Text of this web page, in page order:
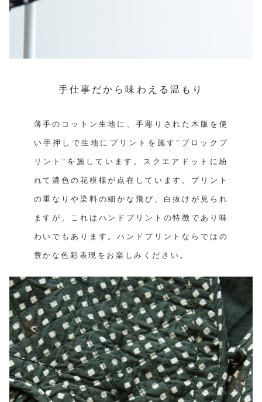
手仕事だから味わえる温もり
薄手のコットン生地に、手彫りされた木版を使
い手押しで生地にプリントを施す"ブロックプ
リント"を施しています。スクエアドットに紛
れて濃色の花模様が点在しています。プリント
の重なりや染料の細かな飛び、白抜けが見られ
ますが、これはハンドプリントの特徴であり味
わいでもあります。ハンドプリントならではの
豊かな色彩表現をお楽しみください。